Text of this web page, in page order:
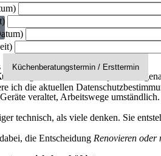
ich die aktuellen
irgendwann steht fast jeder vor
veraltet, Arbeitswege
technisch, als viele denken. Sie
die Entscheidung Renovieren oder